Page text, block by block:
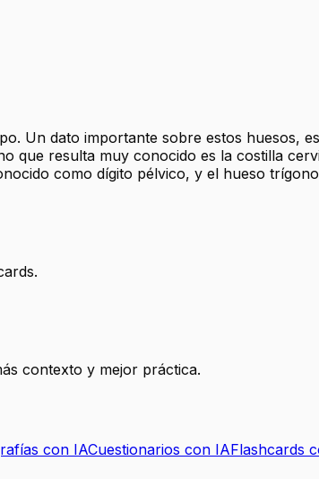
Un dato importante sobre estos huesos,
que resulta muy conocido es la costilla
como dígito pélvico, y el hueso
contexto y mejor práctica.
con IACuestionarios con IAFlashcards